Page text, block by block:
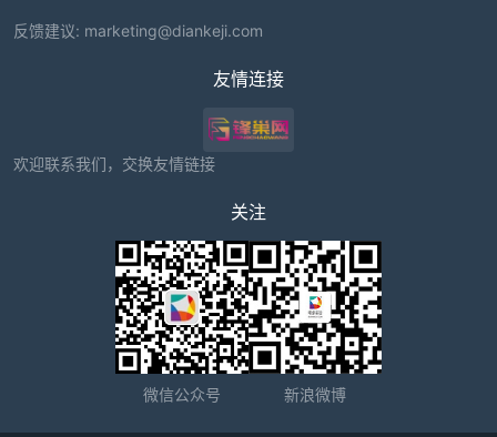
反馈建议: marketing@diankeji.com
友情连接
欢迎联系我们，交换友情链接
关注
微信公众号 新浪微博